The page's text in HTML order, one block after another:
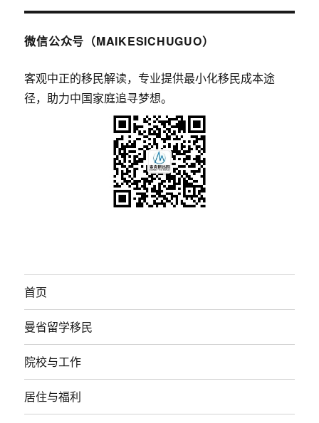
微信公众号（MAIKESICHUGUO）
客观中正的移民解读，专业提供最小化移民成本途
径，助力中国家庭追寻梦想。
首页
曼省留学移民
院校与工作
居住与福利